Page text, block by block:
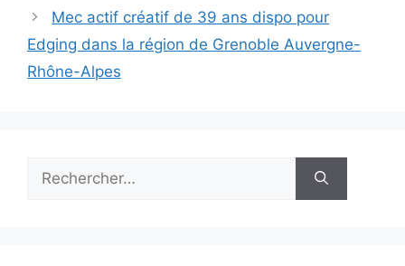
Mec actif créatif de 39 ans dispo pour
Edging dans la région de Grenoble Auvergne-
Rhône-Alpes